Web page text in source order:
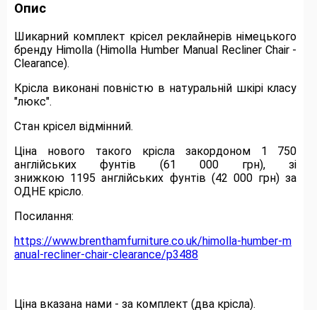
Опис
Шикарний комплект крісел реклайнерів німецького
бренду Himolla (Himolla Humber Manual Recliner Chair -
Clearance).
Крісла виконані повністю в натуральній шкірі класу
"люкс".
Стан крісел відмінний.
Ціна нового такого крісла закордоном 1 750
англійських фунтів (61 000 грн), зі
знижкою 1195 англійських фунтів (42 000 грн) за
ОДНЕ крісло.
Посилання:
https://www.brenthamfurniture.co.uk/himolla-humber-m
anual-recliner-chair-clearance/p3488
Ціна вказана нами - за комплект (два крісла).